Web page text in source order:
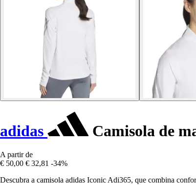
adidas Camisola de
A partir de
€ 50,00 € 32,81 -34%
Descubra a camisola adidas Iconic Adi365, que combina